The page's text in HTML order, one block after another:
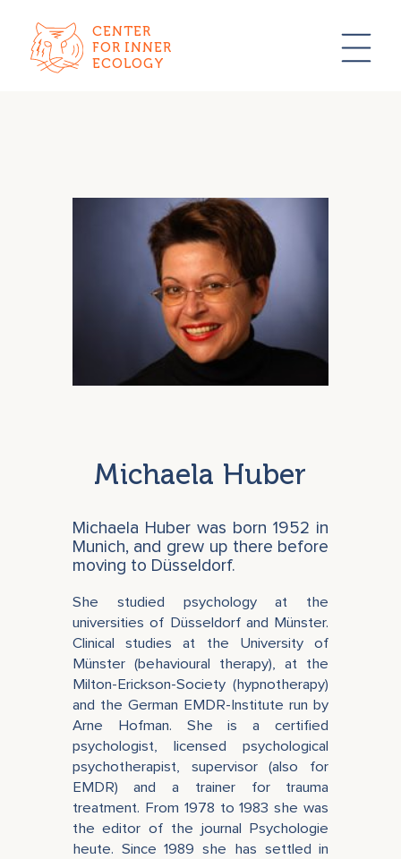
CENTER
FOR INNER
ECOLOGY
Michaela Huber
Michaela Huber was born 1952 in
Munich, and grew up there before
moving to Düsseldorf.
She studied psychology at the
universities of Düsseldorf and Münster.
Clinical studies at the University of
Münster (behavioural therapy), at the
Milton-Erickson-Society (hypnotherapy)
and the German EMDR-Institute run by
Arne Hofman. She is a certified
psychologist, licensed psychological
psychotherapist, supervisor (also for
EMDR) and a trainer for trauma
treatment. From 1978 to 1983 she was
the editor of the journal Psychologie
heute. Since 1989 she has settled in